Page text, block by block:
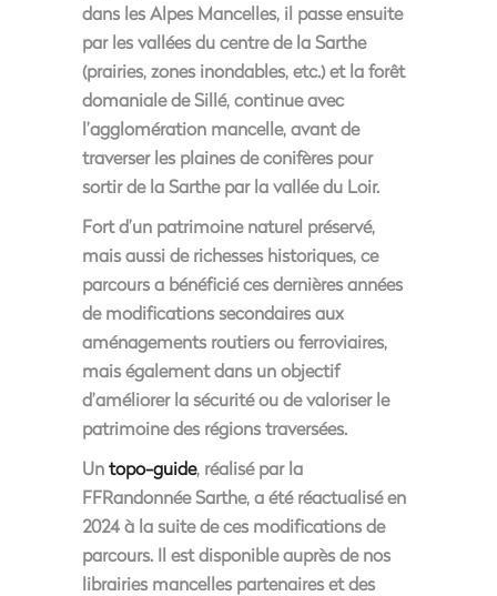
dans les Alpes Mancelles, il passe ensuite
par les vallées du centre de la Sarthe
(prairies, zones inondables, etc.) et la forêt
domaniale de Sillé, continue avec
l’agglomération mancelle, avant de
traverser les plaines de conifères pour
sortir de la Sarthe par la vallée du Loir.
Fort d’un patrimoine naturel préservé,
mais aussi de richesses historiques, ce
parcours a bénéficié ces dernières années
de modifications secondaires aux
aménagements routiers ou ferroviaires,
mais également dans un objectif
d’améliorer la sécurité ou de valoriser le
patrimoine des régions traversées.
Untopo-guide, réalisé par la
FFRandonnée Sarthe, a été réactualisé en
2024 à la suite de ces modifications de
parcours. Il est disponible auprès de nos
librairies mancelles partenaires et des